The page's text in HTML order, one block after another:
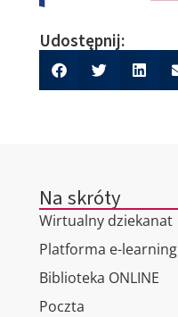
Udostępnij:
Na skróty
Wirtualny dziekanat
Platforma e-learning
Biblioteka ONLINE
Poczta